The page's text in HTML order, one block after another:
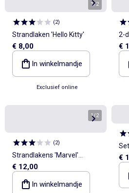
1/2
(2)
Strandlaken 'Hello Kitty'
€ 8,00
In winkelmandje
Exclusief online
2-
€
1/2
(2)
Strandlakens 'Marvel'
'Spiderman' van katoen
70x140 cm
€ 12,00
In winkelmandje
€